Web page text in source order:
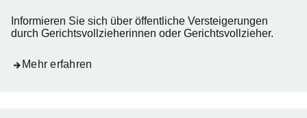
Informieren Sie sich über öffentliche Versteigerungen
durch Gerichtsvollzieherinnen oder Gerichtsvollzieher.
Mehr erfahren